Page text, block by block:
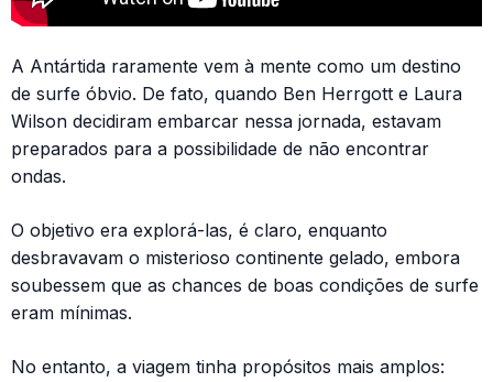
A Antártida raramente vem à mente como um destino
de surfe óbvio. De fato, quando Ben Herrgott e Laura
Wilson decidiram embarcar nessa jornada, estavam
preparados para a possibilidade de não encontrar
ondas.
O objetivo era explorá-las, é claro, enquanto
desbravavam o misterioso continente gelado, embora
soubessem que as chances de boas condições de surfe
eram mínimas.
No entanto, a viagem tinha propósitos mais amplos: